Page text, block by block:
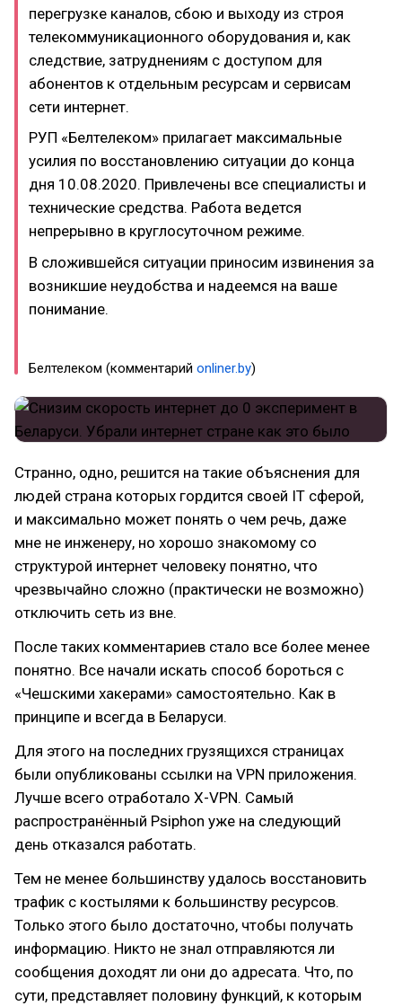
перегрузке каналов, сбою и выходу из строя
телекоммуникационного оборудования и, как
следствие, затруднениям с доступом для
абонентов к отдельным ресурсам и сервисам
сети интернет.
РУП «Белтелеком» прилагает максимальные
усилия по восстановлению ситуации до конца
дня 10.08.2020. Привлечены все специалисты и
технические средства. Работа ведется
непрерывно в круглосуточном режиме.
В сложившейся ситуации приносим извинения за
возникшие неудобства и надеемся на ваше
понимание.
Белтелеком (комментарий onliner.by)
Странно, одно, решится на такие объяснения для
людей страна которых гордится своей IT сферой,
и максимально может понять о чем речь, даже
мне не инженеру, но хорошо знакомому со
структурой интернет человеку понятно, что
чрезвычайно сложно (практически не возможно)
отключить сеть из вне.
После таких комментариев стало все более менее
понятно. Все начали искать способ бороться с
«Чешскими хакерами» самостоятельно. Как в
принципе и всегда в Беларуси.
Для этого на последних грузящихся страницах
были опубликованы ссылки на VPN приложения.
Лучше всего отработало X-VPN. Самый
распространённый Psiphon уже на следующий
день отказался работать.
Тем не менее большинству удалось восстановить
трафик с костылями к большинству ресурсов.
Только этого было достаточно, чтобы получать
информацию. Никто не знал отправляются ли
сообщения доходят ли они до адресата. Что, по
сути, представляет половину функций, к которым